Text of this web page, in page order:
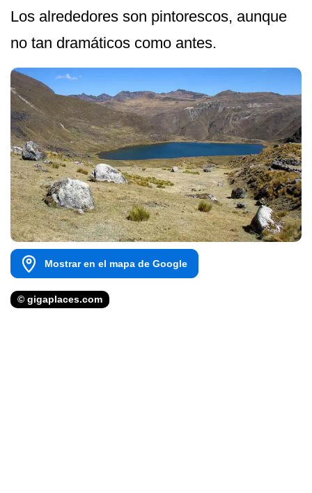
Los alrededores son pintorescos, aunque
no tan dramáticos como antes.
Mostrar en el mapa de Google
© gigaplaces.com